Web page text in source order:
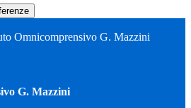
Omnicomprensivo G. Mazzini
G. Mazzini